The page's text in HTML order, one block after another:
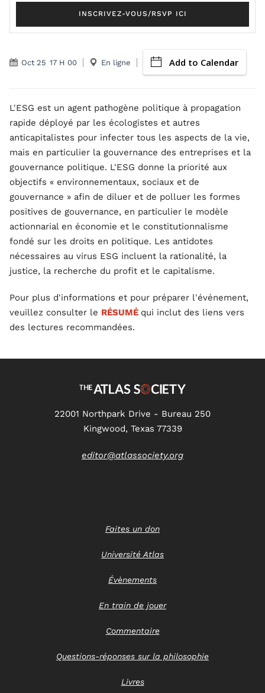
INSCRIVEZ-VOUS/RSVP ICI
Oct 25 17 H 00 En ligne Add to Calendar
L'ESG est un agent pathogène politique à propagation
rapide déployé par les écologistes et autres
anticapitalistes pour infecter tous les aspects de la vie,
mais en particulier la gouvernance des entreprises et la
gouvernance politique. L'ESG donne la priorité aux
objectifs « environnementaux, sociaux et de
gouvernance » afin de diluer et de polluer les formes
positives de gouvernance, en particulier le modèle
actionnarial en économie et le constitutionnalisme
fondé sur les droits en politique. Les antidotes
nécessaires au virus ESG incluent la rationalité, la
justice, la recherche du profit et le capitalisme.
Pour plus d'informations et pour préparer l'événement,
veuillez consulter le RÉSUMÉ qui inclut des liens vers
des lectures recommandées.
22001 Northpark Drive - Bureau 250
Kingwood, Texas 77339
editor@atlassociety.org
Faites un don
Université Atlas
Évènements
En train de jouer
Commentaire
Questions-réponses sur la philosophie
Livres